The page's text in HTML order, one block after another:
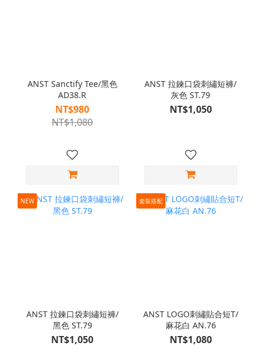
ANST Sanctify Tee/黑色
AD38.R
NT$980
NT$1,080
ANST 拉鍊口袋刺繡短褲/
灰色 ST.79
NT$1,050
NEW
ANST 拉鍊口袋刺繡短褲/
黑色 ST.79
NT$1,050
套裝搭配
ANST LOGO刺繡貼合短T/
麻花白 AN.76
NT$1,080